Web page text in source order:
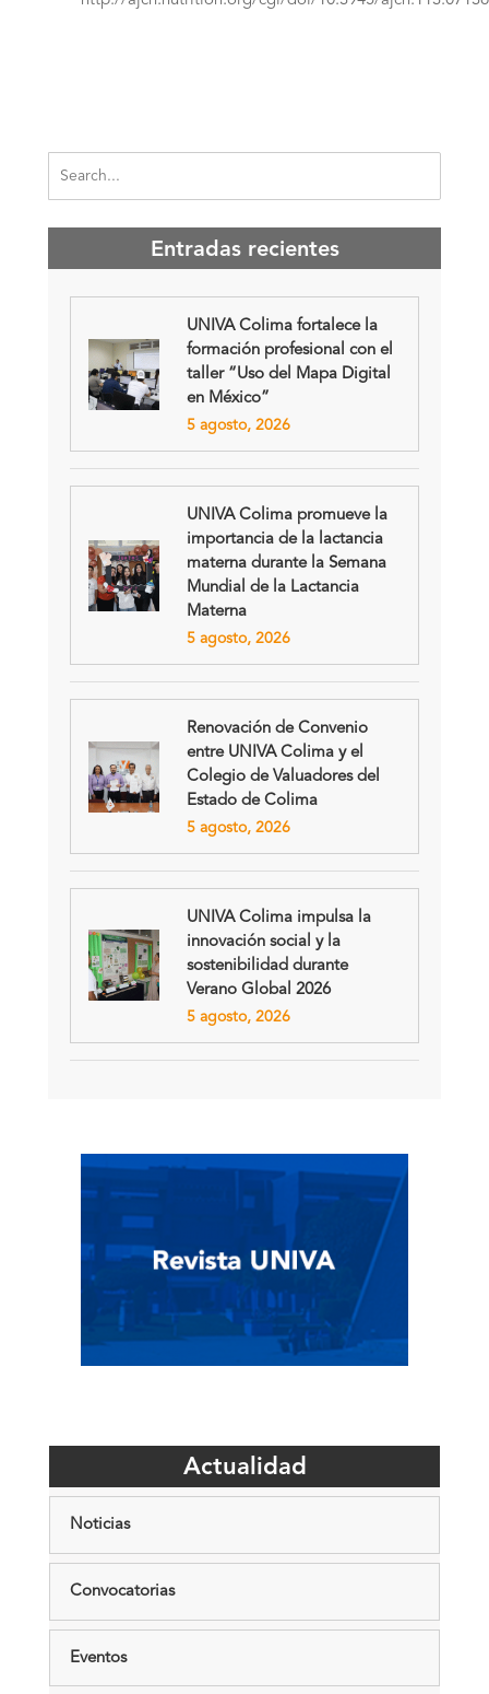
Entradas recientes
UNIVA Colima fortalece la
formación profesional con el
taller “Uso del Mapa Digital
en México”
5 agosto, 2026
UNIVA Colima promueve la
importancia de la lactancia
materna durante la Semana
Mundial de la Lactancia
Materna
5 agosto, 2026
Renovación de Convenio
entre UNIVA Colima y el
Colegio de Valuadores del
Estado de Colima
5 agosto, 2026
UNIVA Colima impulsa la
innovación social y la
sostenibilidad durante
Verano Global 2026
5 agosto, 2026
Actualidad
Noticias
Convocatorias
Eventos